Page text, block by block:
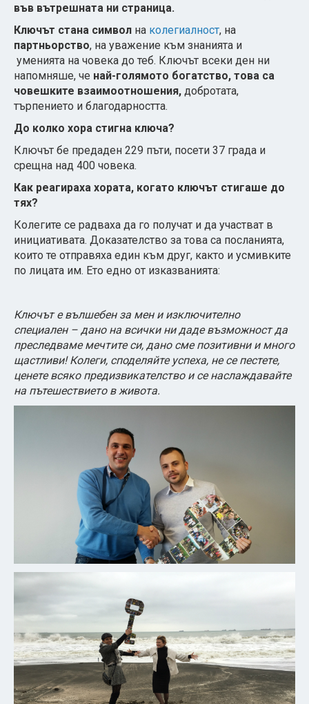
във вътрешната ни страница.
Ключът стана символ на колегиалност, на
партньорство, на уважение към знанията и
уменията на човека до теб. Ключът всеки ден ни
напомняше, че най-голямото богатство, това са
човешките взаимоотношения, добротата,
търпението и благодарността.
До колко хора стигна ключа?
Ключът бе предаден 229 пъти, посети 37 града и
срещна над 400 човека.
Как реагираха хората, когато ключът стигаше до
тях?
Колегите се радваха да го получат и да участват в
инициативата. Доказателство за това са посланията,
които те отправяха един към друг, както и усмивките
по лицата им. Ето едно от изказванията:
Ключът е вълшебен за мен и изключително
специален – дано на всички ни даде възможност да
преследваме мечтите си, дано сме позитивни и много
щастливи! Колеги, споделяйте успеха, не се пестете,
ценете всяко предизвикателство и се наслаждавайте
на пътешествието в живота.